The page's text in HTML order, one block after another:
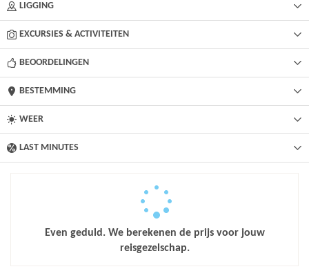
LIGGING
EXCURSIES & ACTIVITEITEN
BEOORDELINGEN
BESTEMMING
WEER
LAST MINUTES
Even geduld. We berekenen de prijs voor jouw
reisgezelschap.